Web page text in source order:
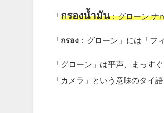
「กรองน้ำมัน：グローン ナ
「 กรอง ：グローン」には「フ
「グローン」は平声 、まっす
「カメラ」という意味のタイ